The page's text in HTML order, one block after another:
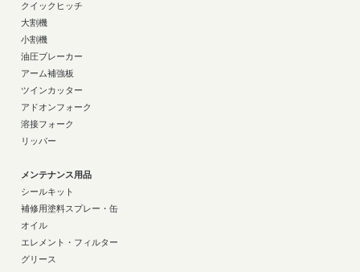
クイックヒッチ
大割機
小割機
油圧ブレーカー
アーム補強板
ツインカッター
アドオンフォーク
溶接フォーク
リッパー
メンテナンス用品
シールキット
補修用塗料スプレー・缶
オイル
エレメント・フィルター
グリース